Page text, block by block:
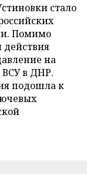
стало
Помимо
действия
на
в ДНР.
подошла к